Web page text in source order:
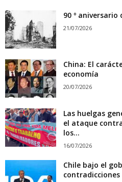
90 º aniversario
21/07/2026
China: El
economía
20/07/2026
Las huelgas
el ataque
los...
16/07/2026
Chile bajo el